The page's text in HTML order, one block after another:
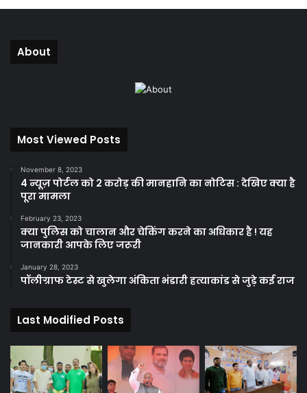
About
Most Viewed Posts
November 8, 2023
4 न्यूज़ पोर्टल को 2 करोड़ की मानहानि का नोटिस : देखिए क्या है
पूरा मामला
February 23, 2023
क्या पुलिस को चालान और चेकिंग करने का अधिकार है ! यह
जानकारी आपके लिए जरूरी
January 28, 2023
पॉलीग्राफ टेस्ट से खुलेगा अंकिता भंडारी हत्याकांड से जुड़े कई राज
Last Modified Posts